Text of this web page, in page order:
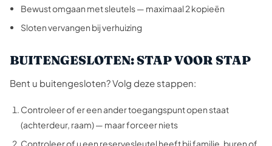
Bewust omgaan met sleutels — maximaal 2 kopieën
Sloten vervangen bij verhuizing
BUITENGESLOTEN: STAP VOOR STAP
Bent u buitengesloten? Volg deze stappen:
Controleer of er een ander toegangspunt open staat
(achterdeur, raam) — maar forceer niets
Controleer of u een reservesleutel heeft bij familie, buren of